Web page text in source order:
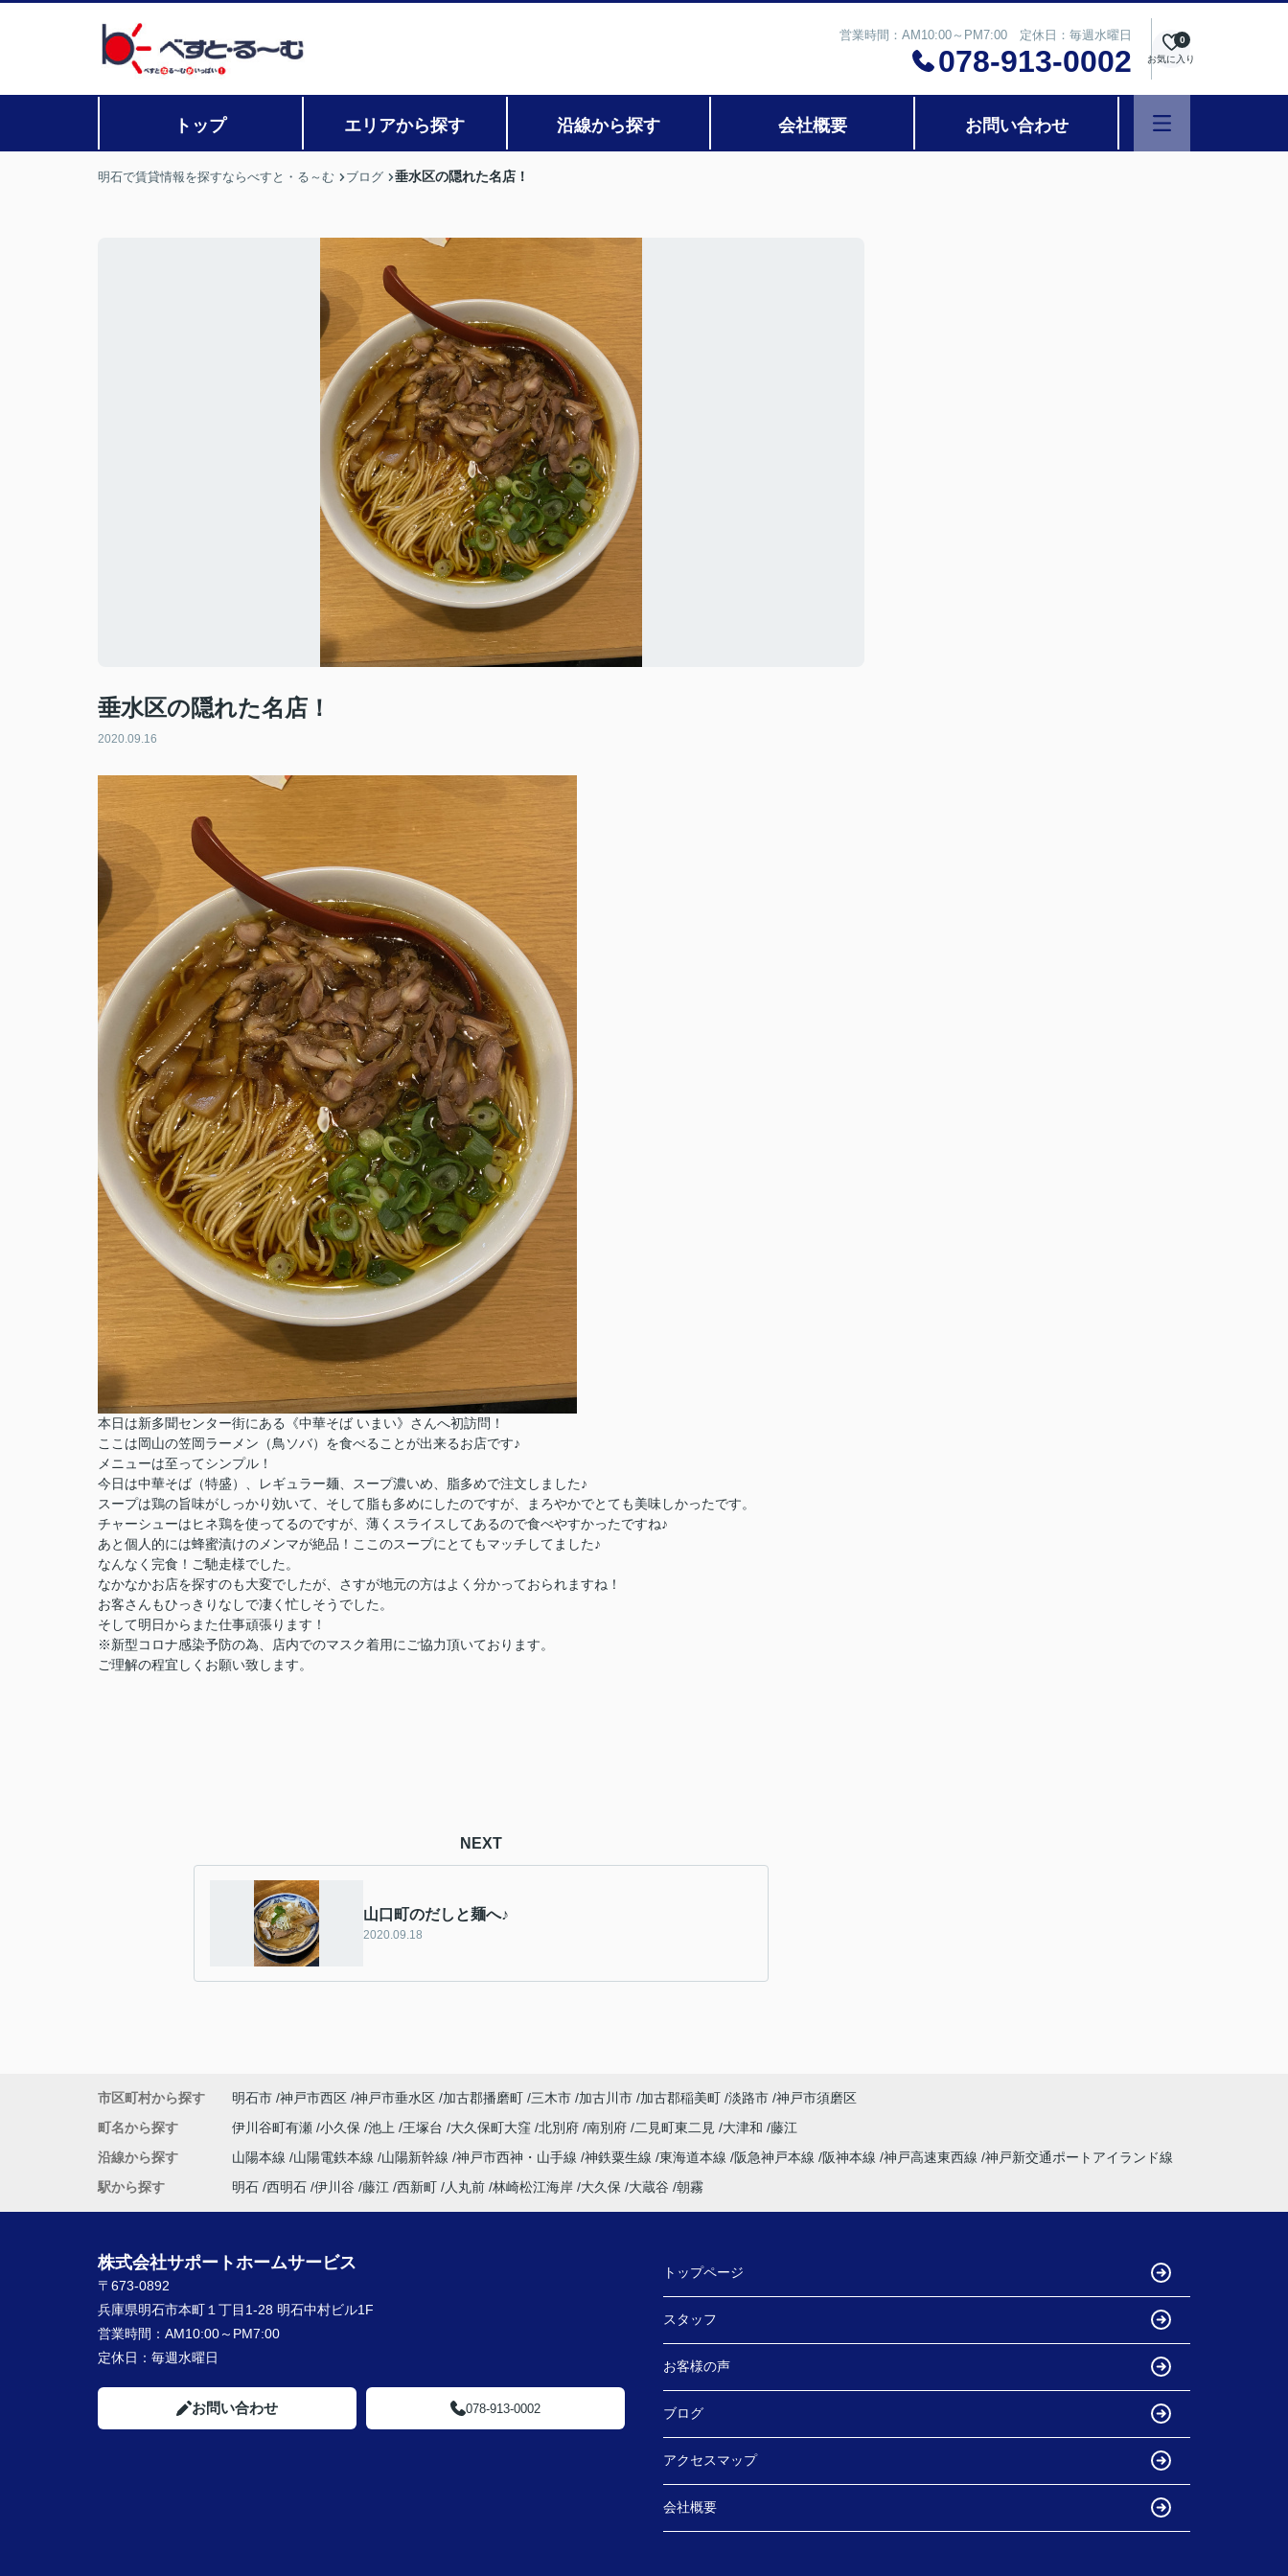
営業時間：AM10:00～PM7:00 定休日：毎週水曜日
078-913-0002 お気に入り
0
トップ エリアから探す 沿線から探す 会社概要 お問い合わせ
明石で賃貸情報を探すならべすと・る～む ブログ 垂水区の隠れた名店！
垂水区の隠れた名店！
2020.09.16
本日は新多聞センター街にある《中華そば いまい》さんへ初訪問！
ここは岡山の笠岡ラーメン（鳥ソバ）を食べることが出来るお店です♪
メニューは至ってシンプル！
今日は中華そば（特盛）、レギュラー麺、スープ濃いめ、脂多めで注文しました♪
スープは鶏の旨味がしっかり効いて、そして脂も多めにしたのですが、まろやかでとても美味しかったです。
チャーシューはヒネ鶏を使ってるのですが、薄くスライスしてあるので食べやすかったですね♪
あと個人的には蜂蜜漬けのメンマが絶品！ここのスープにとてもマッチしてました♪
なんなく完食！ご馳走様でした。
なかなかお店を探すのも大変でしたが、さすが地元の方はよく分かっておられますね！
お客さんもひっきりなしで凄く忙しそうでした。
そして明日からまた仕事頑張ります！
※新型コロナ感染予防の為、店内でのマスク着用にご協力頂いております。
ご理解の程宜しくお願い致します。
NEXT
山口町のだしと麺へ♪
2020.09.18
市区町村から探す 明石市 神戸市西区 神戸市垂水区 加古郡播磨町 三木市 加古川市 加古郡稲美町 淡路市 神戸市須磨区
町名から探す
伊川谷町有瀬 小久保 池上 王塚台 大久保町大窪 北別府 南別府 二見町東二見 大津和 藤江
沿線から探す
山陽本線 山陽電鉄本線 山陽新幹線 神戸市西神・山手線 神鉄粟生線 東海道本線 阪急神戸本線 阪神本線 神戸高速東西線 神戸新交通ポートアイランド線
駅から探す
明石 西明石 伊川谷 藤江 西新町 人丸前 林崎松江海岸 大久保 大蔵谷 朝霧
株式会社サポートホームサービス
〒673-0892
兵庫県明石市本町１丁目1-28 明石中村ビル1F
営業時間： AM10:00～PM7:00
定休日： 毎週水曜日
お問い合わせ 078-913-0002
トップページ
スタッフ
お客様の声
ブログ
アクセスマップ
会社概要